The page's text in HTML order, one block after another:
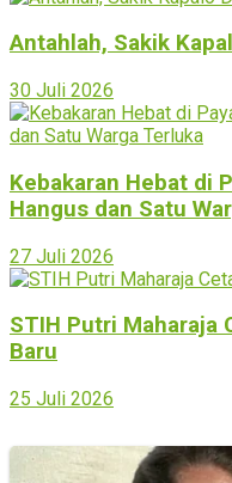
Antahlah, Sakik
30 Juli 2026
Kebakaran Hebat di
Hangus dan Satu
27 Juli 2026
STIH Putri Maharaja
Baru
25 Juli 2026